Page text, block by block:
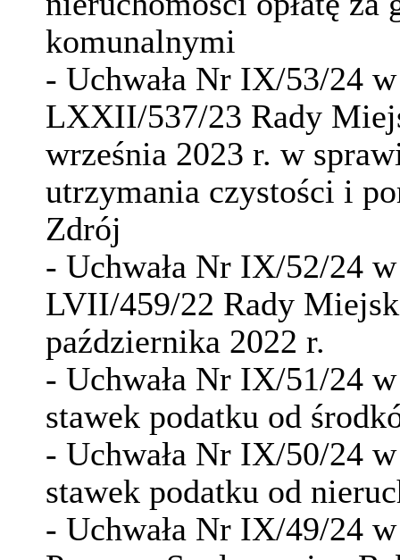
komunalnymi
- Uchwała Nr IX/53/24
LXXII/537/23 Rady
września 2023 r. w
utrzymania czystości i
Zdrój
- Uchwała Nr IX/52/24
LVII/459/22 Rady
października 2022 r.
- Uchwała Nr IX/51/24
stawek podatku od
- Uchwała Nr IX/50/24
stawek podatku od
- Uchwała Nr IX/49/24